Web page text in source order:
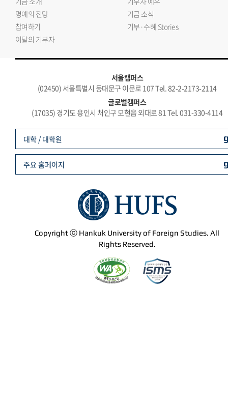
명예의 전당
기금 소식
참여하기
기부·수혜 Stories
이달의 기부자
서울캠퍼스
(02450) 서울특별시 동대문구 이문로 107 Tel. 82-2-2173-2114
글로벌캠퍼스
(17035) 경기도 용인시 처인구 모현읍 외대로 81 Tel. 031-330-4114
Copyright ⓒ Hankuk University of Foreign Studies. All
Rights Reserved.
대학 / 대학원
주요 홈페이지